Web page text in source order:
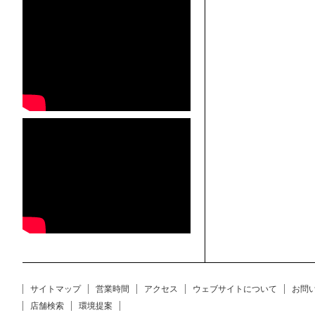
サイトマップ 営業時間 アクセス ウェブサイトについて
お問
店舗検索
環境提案